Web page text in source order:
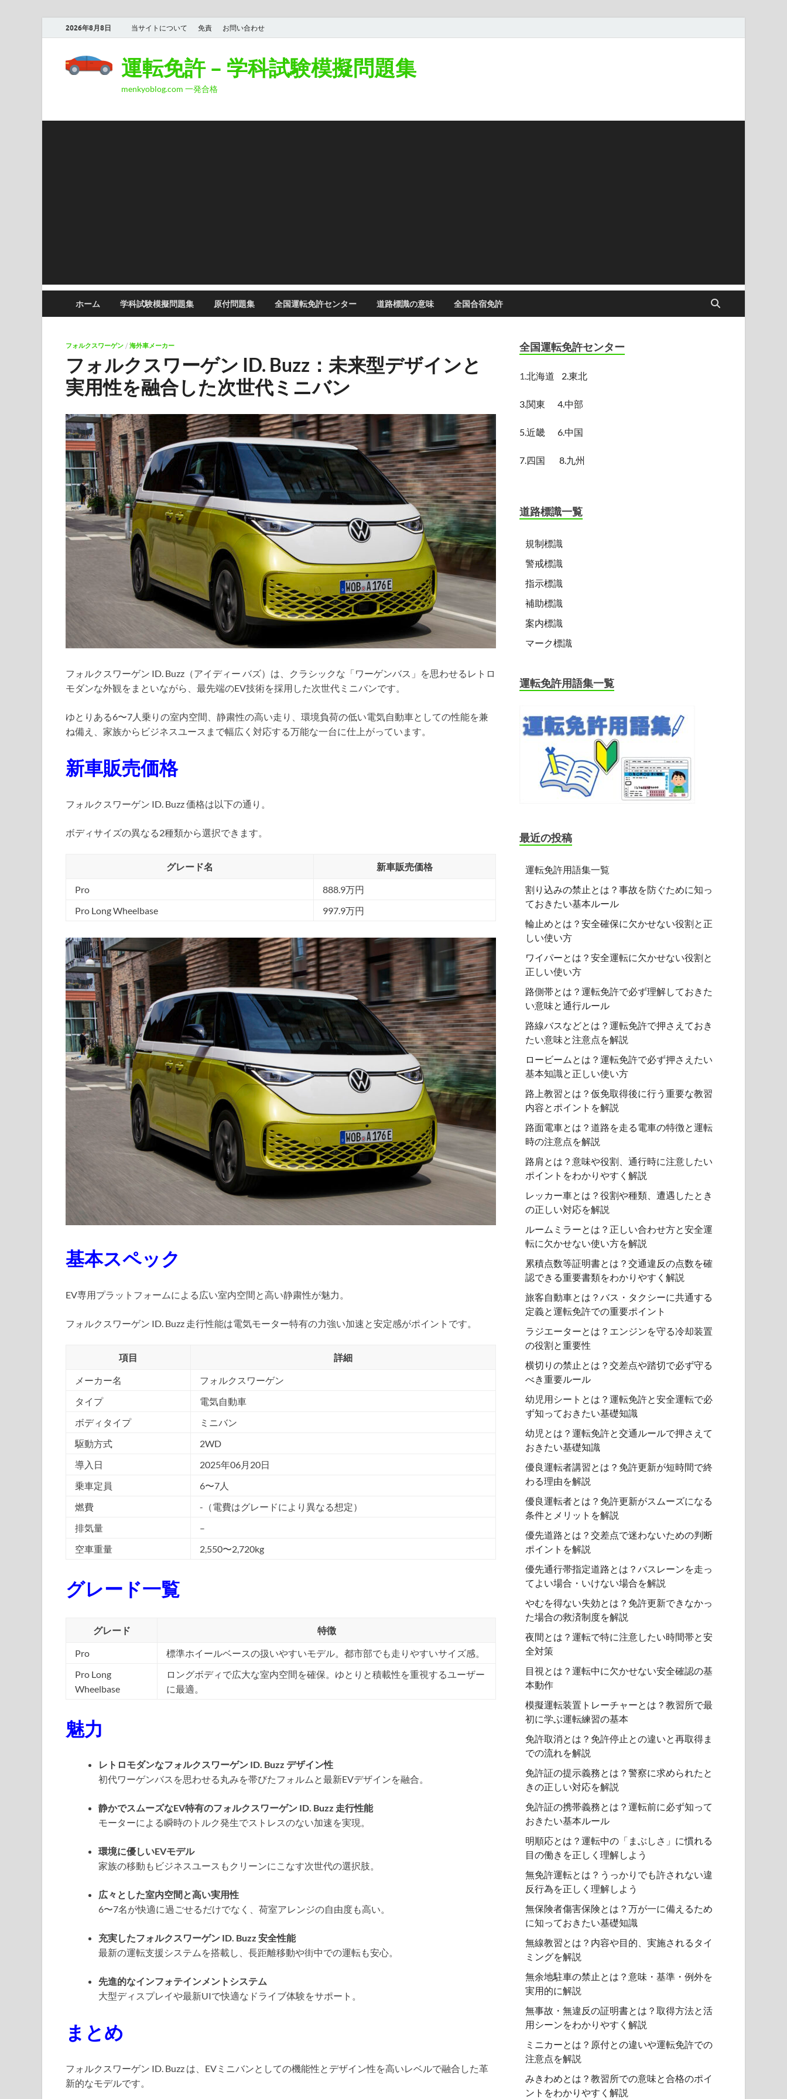
2026年8月8日 当サイトについて 免責 お問い合わせ
運転免許 – 学科試験模擬問題集
menkyoblog.com 一発合格
ホーム 学科試験模擬問題集 原付問題集 全国運転免許センター 道路標識の意味 全国合宿免許
フォルクスワーゲン / 海外車メーカー
フォルクスワーゲン ID. Buzz：未来型デザインと
実用性を融合した次世代ミニバン
フォルクスワーゲン ID. Buzz（アイディー バズ）は、クラシックな「ワーゲンバス」を思わせるレトロ
モダンな外観をまといながら、最先端のEV技術を採用した次世代ミニバンです。
ゆとりある6〜7人乗りの室内空間、静粛性の高い走り、環境負荷の低い電気自動車としての性能を兼
ね備え、家族からビジネスユースまで幅広く対応する万能な一台に仕上がっています。
新車販売価格
フォルクスワーゲン ID. Buzz 価格は以下の通り。
ボディサイズの異なる2種類から選択できます。
グレード名 新車販売価格
Pro
888.9万円
Pro Long Wheelbase
997.9万円
基本スペック
EV専用プラットフォームによる広い室内空間と高い静粛性が魅力。
フォルクスワーゲン ID. Buzz 走行性能は電気モーター特有の力強い加速と安定感がポイントです。
項目 詳細
メーカー名
フォルクスワーゲン
タイプ
電気自動車
ボディタイプ
ミニバン
駆動方式
2WD
導入日
2025年06月20日
乗車定員
6〜7人
燃費
-（電費はグレードにより異なる想定）
排気量
–
空車重量
2,550〜2,720kg
グレード一覧
グレード 特徴
Pro
標準ホイールベースの扱いやすいモデル。都市部でも走りやすいサイズ感。
Pro Long
Wheelbase
ロングボディで広大な室内空間を確保。ゆとりと積載性を重視するユーザー
に最適。
魅力
レトロモダンなフォルクスワーゲン ID. Buzz デザイン性
初代ワーゲンバスを思わせる丸みを帯びたフォルムと最新EVデザインを融合。
静かでスムーズなEV特有のフォルクスワーゲン ID. Buzz 走行性能
モーターによる瞬時のトルク発生でストレスのない加速を実現。
環境に優しいEVモデル
家族の移動もビジネスユースもクリーンにこなす次世代の選択肢。
広々とした室内空間と高い実用性
6〜7名が快適に過ごせるだけでなく、荷室アレンジの自由度も高い。
充実したフォルクスワーゲン ID. Buzz 安全性能
最新の運転支援システムを搭載し、長距離移動や街中での運転も安心。
先進的なインフォテインメントシステム
大型ディスプレイや最新UIで快適なドライブ体験をサポート。
まとめ
フォルクスワーゲン ID. Buzz は、EVミニバンとしての機能性とデザイン性を高いレベルで融合した革
新的なモデルです。
全国運転免許センター
1.北海道 2.東北
3.関東 4.中部
5.近畿 6.中国
7.四国 8.九州
道路標識一覧
規制標識
警戒標識
指示標識
補助標識
案内標識
マーク標識
運転免許用語集一覧
最近の投稿
運転免許用語集一覧
割り込みの禁止とは？事故を防ぐために知っ
ておきたい基本ルール
輪止めとは？安全確保に欠かせない役割と正
しい使い方
ワイパーとは？安全運転に欠かせない役割と
正しい使い方
路側帯とは？運転免許で必ず理解しておきた
い意味と通行ルール
路線バスなどとは？運転免許で押さえておき
たい意味と注意点を解説
ロービームとは？運転免許で必ず押さえたい
基本知識と正しい使い方
路上教習とは？仮免取得後に行う重要な教習
内容とポイントを解説
路面電車とは？道路を走る電車の特徴と運転
時の注意点を解説
路肩とは？意味や役割、通行時に注意したい
ポイントをわかりやすく解説
レッカー車とは？役割や種類、遭遇したとき
の正しい対応を解説
ルームミラーとは？正しい合わせ方と安全運
転に欠かせない使い方を解説
累積点数等証明書とは？交通違反の点数を確
認できる重要書類をわかりやすく解説
旅客自動車とは？バス・タクシーに共通する
定義と運転免許での重要ポイント
ラジエーターとは？エンジンを守る冷却装置
の役割と重要性
横切りの禁止とは？交差点や踏切で必ず守る
べき重要ルール
幼児用シートとは？運転免許と安全運転で必
ず知っておきたい基礎知識
幼児とは？運転免許と交通ルールで押さえて
おきたい基礎知識
優良運転者講習とは？免許更新が短時間で終
わる理由を解説
優良運転者とは？免許更新がスムーズになる
条件とメリットを解説
優先道路とは？交差点で迷わないための判断
ポイントを解説
優先通行帯指定道路とは？バスレーンを走っ
てよい場合・いけない場合を解説
やむを得ない失効とは？免許更新できなかっ
た場合の救済制度を解説
夜間とは？運転で特に注意したい時間帯と安
全対策
目視とは？運転中に欠かせない安全確認の基
本動作
模擬運転装置トレーチャーとは？教習所で最
初に学ぶ運転練習の基本
免許取消とは？免許停止との違いと再取得ま
での流れを解説
免許証の提示義務とは？警察に求められたと
きの正しい対応を解説
免許証の携帯義務とは？運転前に必ず知って
おきたい基本ルール
明順応とは？運転中の「まぶしさ」に慣れる
目の働きを正しく理解しよう
無免許運転とは？うっかりでも許されない違
反行為を正しく理解しよう
無保険者傷害保険とは？万が一に備えるため
に知っておきたい基礎知識
無線教習とは？内容や目的、実施されるタイ
ミングを解説
無余地駐車の禁止とは？意味・基準・例外を
実用的に解説
無事故・無違反の証明書とは？取得方法と活
用シーンをわかりやすく解説
ミニカーとは？原付との違いや運転免許での
注意点を解説
みきわめとは？教習所での意味と合格のポイ
ントをわかりやすく解説